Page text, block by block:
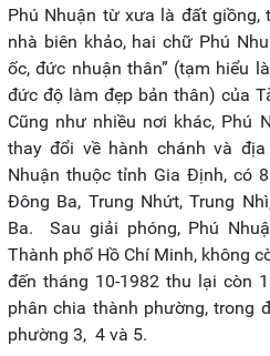
Phú Nhuận từ xưa là đất giồng,
nhà biên khảo, hai chữ Phú
ốc, đức nhuận thân” (tạm hiểu
đức độ làm đẹp bản thân) của
Cũng như nhiều nơi khác, Phú
thay đổi về hành chánh và
Nhuận thuộc tỉnh Gia Định, có
Đông Ba, Trung Nhứt, Trung
Ba. Sau giải phóng, Phú
Thành phố Hồ Chí Minh, không
đến tháng 10-1982 thu lại còn
phân chia thành phường, trong
phường 3, 4 và 5.